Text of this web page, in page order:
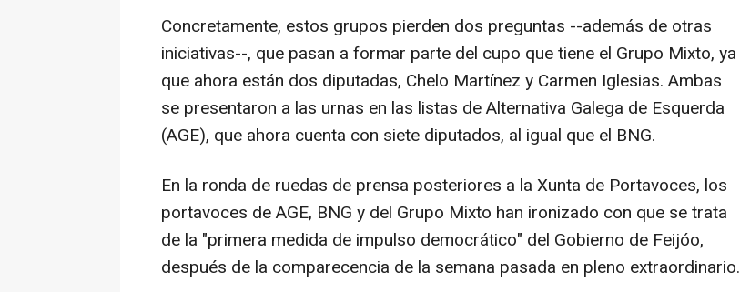
Concretamente, estos grupos pierden dos preguntas --además de otras
iniciativas--, que pasan a formar parte del cupo que tiene el Grupo Mixto, ya
que ahora están dos diputadas, Chelo Martínez y Carmen Iglesias. Ambas
se presentaron a las urnas en las listas de Alternativa Galega de Esquerda
(AGE), que ahora cuenta con siete diputados, al igual que el BNG.
En la ronda de ruedas de prensa posteriores a la Xunta de Portavoces, los
portavoces de AGE, BNG y del Grupo Mixto han ironizado con que se trata
de la "primera medida de impulso democrático" del Gobierno de Feijóo,
después de la comparecencia de la semana pasada en pleno extraordinario.